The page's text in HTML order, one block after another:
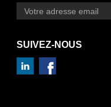
SUIVEZ-NOUS